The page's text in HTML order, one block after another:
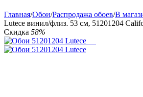
Главная/Обои/Распродажа обоев/В
Lutece винил/флиз. 53 см, 51201204
Скидка 58%